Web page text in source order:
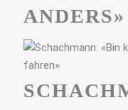
ANDERS»